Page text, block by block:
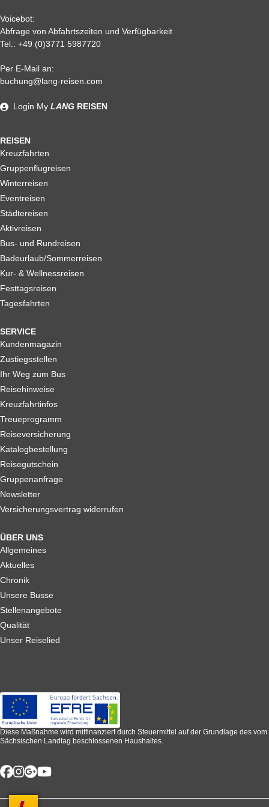
Alle weiteren Stronierungsbedingungen entnehmen Sie bitte
unseren AGB. Wir empfehlen Ihnen den Abschluss einer
Reiserücktrittskostenversicherung
Voicebot:
Abfrage von Abfahrtszeiten und Verfügbarkeit
Tel.: +49 (0)3771 5987720
Per E-Mail an:
buchung@lang-reisen.com
REISEN
Kreuzfahrten
Gruppenflugreisen
Winterreisen
Eventreisen
Städtereisen
Aktivreisen
Bus- und Rundreisen
Badeurlaub/Sommerreisen
Kur- & Wellnessreisen
Festtagsreisen
Tagesfahrten
SERVICE
Kundenmagazin
Zustiegsstellen
Ihr Weg zum Bus
Reisehinweise
Kreuzfahrtinfos
Treueprogramm
Reiseversicherung
Katalogbestellung
Reisegutschein
Gruppenanfrage
Newsletter
Versicherungsvertrag widerrufen
ÜBER UNS
Allgemeines
Aktuelles
Chronik
Unsere Busse
Stellenangebote
Qualität
Unser Reiselied
Login My LANG REISEN
Diese Maßnahme wird mitfinanziert durch Steuermittel auf der Grundlage des vom
Sächsischen Landtag beschlossenen Haushaltes.